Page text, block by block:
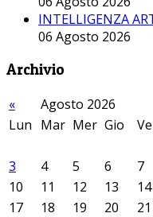
INTELLIGENZA
06 Agosto 2026
Archivio
« Agosto 2026
Lun Mar Mer Gio
3
4 5 6 7
10
11 12 13 14
17
18 19 20 21